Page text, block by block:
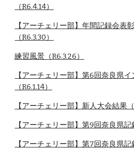
（R6.4.14）
【アーチェリー部】年間記録会表
（R6.3.30）
練習風景（R6.3.26）
【アーチェリー部】第6回奈良県
（R6.1.14）
【アーチェリー部】新人大会結果（
【アーチェリー部】第9回奈良県記
【アーチェリー部】第7回奈良県記